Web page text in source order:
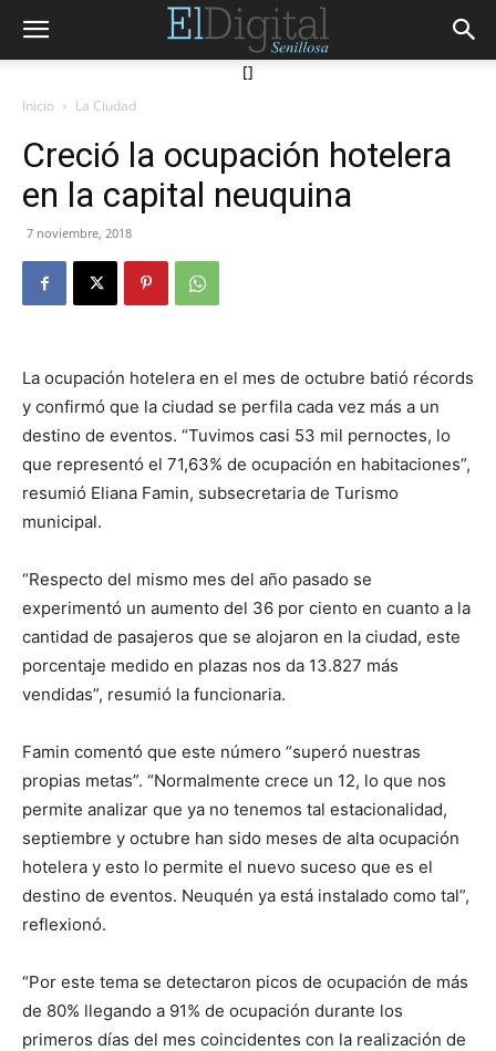
[]
Inicio La Ciudad
Creció la ocupación hotelera
en la capital neuquina
7 noviembre, 2018
La ocupación hotelera en el mes de octubre batió récords
y confirmó que la ciudad se perfila cada vez más a un
destino de eventos. “Tuvimos casi 53 mil pernoctes, lo
que representó el 71,63% de ocupación en habitaciones”,
resumió Eliana Famin, subsecretaria de Turismo
municipal.
“Respecto del mismo mes del año pasado se
experimentó un aumento del 36 por ciento en cuanto a la
cantidad de pasajeros que se alojaron en la ciudad, este
porcentaje medido en plazas nos da 13.827 más
vendidas”, resumió la funcionaria.
Famin comentó que este número “superó nuestras
propias metas”. “Normalmente crece un 12, lo que nos
permite analizar que ya no tenemos tal estacionalidad,
septiembre y octubre han sido meses de alta ocupación
hotelera y esto lo permite el nuevo suceso que es el
destino de eventos. Neuquén ya está instalado como tal”,
reflexionó.
“Por este tema se detectaron picos de ocupación de más
de 80% llegando a 91% de ocupación durante los
primeros días del mes coincidentes con la realización de